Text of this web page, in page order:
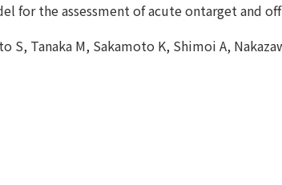
for the assessment of acute ontarget and
Tanaka M, Sakamoto K, Shimoi A,